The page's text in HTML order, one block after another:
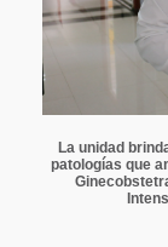
La unidad
patologías que